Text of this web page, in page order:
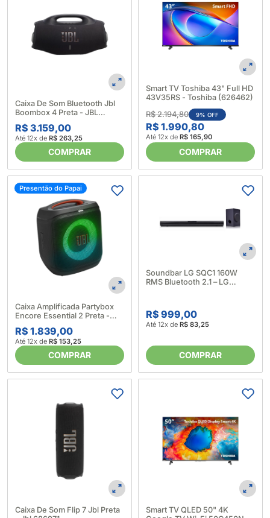
Caixa De Som Bluetooth Jbl
Boombox 4 Preta - JBL
(688771)
R$ 3.159,00
Até 12x de R$ 263,25
COMPRAR
Smart TV Toshiba 43" Full HD
43V35RS - Toshiba (626462)
R$ 2.194,80
9% OFF
R$ 1.990,80
Até 12x de R$ 165,90
COMPRAR
Presentão do Papai
Caixa Amplificada Partybox
Encore Essential 2 Preta -
JBL (688770)
R$ 1.839,00
Até 12x de R$ 153,25
COMPRAR
Soundbar LG SQC1 160W
RMS Bluetooth 2.1 – LG
R$ 999,00
Até 12x de R$ 83,25
COMPRAR
Caixa De Som Flip 7 Jbl Preta
Smart TV QLED 50" 4K